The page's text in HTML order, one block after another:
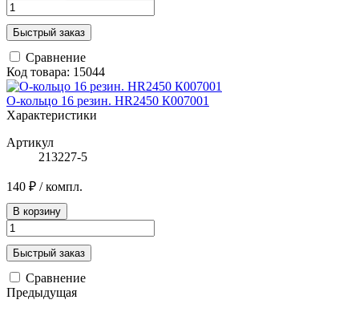
Быстрый заказ
Сравнение
Код товара: 15044
О-кольцо 16 резин. HR2450 К007001
Характеристики
Артикул
213227-5
140 ₽ / компл.
В корзину
Быстрый заказ
Сравнение
Предыдущая